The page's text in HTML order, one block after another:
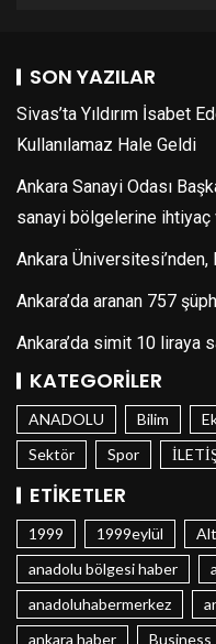
SON YAZILAR
Sivas’ta Yıldırım İsabet
Kullanılamaz Hale Geldi
Ankara Sanayi Odası
sanayi bölgelerine ihtiyaç
Ankara Üniversitesi’nden,
Ankara’da aranan 757
Ankara’da simit 10 liraya
KATEGORILER
ANADOLU Bilim
Sektör
Spor
ETIKETLER
1999 1999eylül
anadolu bölgesi haber
anadoluhabermerkez
ankara haber
Business